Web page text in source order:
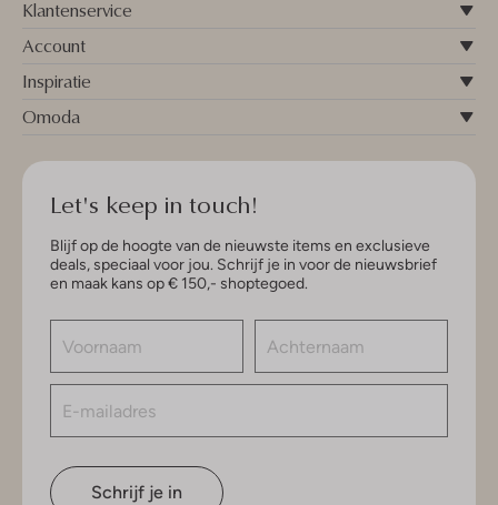
Klantenservice
Account
Inspiratie
Omoda
Let's keep in touch!
Blijf op de hoogte van de nieuwste items en exclusieve
deals, speciaal voor jou. Schrijf je in voor de nieuwsbrief
en maak kans op € 150,- shoptegoed.
Schrijf je in